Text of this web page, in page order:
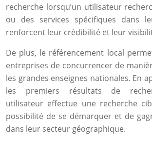
recherche lorsqu’un utilisateur
ou des services spécifiques dans
renforcent leur crédibilité et leur
De plus, le référencement local
entreprises de concurrencer de
les grandes enseignes nationales. En
les premiers résultats de
utilisateur effectue une recherche
possibilité de se démarquer et de
dans leur secteur géographique.